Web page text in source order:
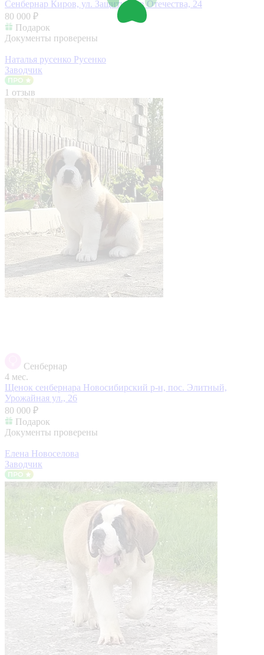
Сенбернар Киров, ул. Защитников Отечества, 24
80 000 ₽
Подарок
Документы проверены
Наталья русенко Русенко
Заводчик
1 отзыв
Сенбернар
4 мес.
Щенок сенбернара Новосибирский р-н, пос. Элитный,
Урожайная ул., 26
80 000 ₽
Подарок
Документы проверены
Елена Новоселова
Заводчик